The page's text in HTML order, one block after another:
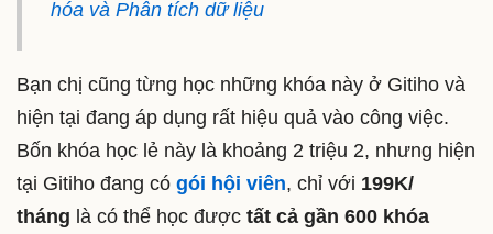
hóa và Phân tích dữ liệu
Bạn chị cũng từng học những khóa này ở Gitiho và
hiện tại đang áp dụng rất hiệu quả vào công việc.
Bốn khóa học lẻ này là khoảng 2 triệu 2, nhưng hiện
tại Gitiho đang có gói hội viên, chỉ với 199K/
tháng là có thể học được tất cả gần 600 khóa